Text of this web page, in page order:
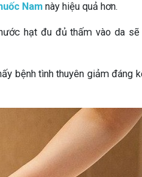
Nam này hiệu quả hơn.
hạt đu đủ thấm vào da sẽ
bệnh tình thuyên giảm đáng